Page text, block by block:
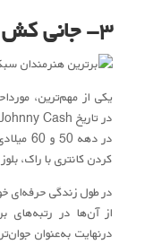
۳- جانی کش
یکی از مهم‌ترین،‌
در دهه
کردن کانتری با راک،
از آن‌ها در رتبه‌های
درنهایت به‌عنوان